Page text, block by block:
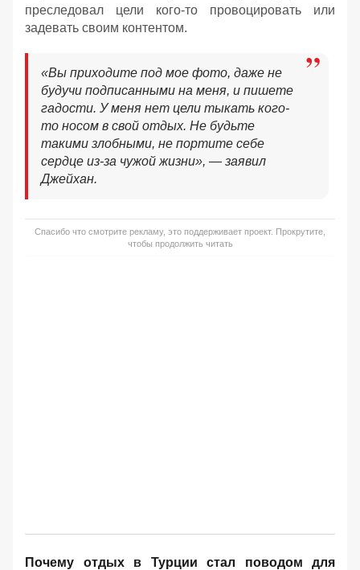
преследовал цели кого-то провоцировать или
задевать своим контентом.
«Вы приходите под мое фото, даже не
будучи подписанными на меня, и пишете
гадости. У меня нет цели тыкать кого-
то носом в свой отдых. Не будьте
такими злобными, не портите себе
сердце из-за чужой жизни», — заявил
Джейхан.
Спасибо что смотрите рекламу, это поддерживает проект. Прокрутите,
чтобы продолжить читать
Почему отдых в Турции стал поводом для